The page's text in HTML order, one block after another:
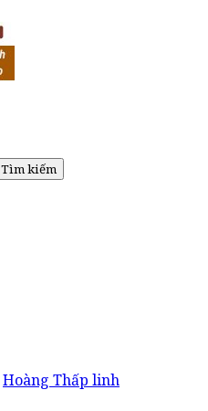
Tìm kiếm
Hoàng Thấp linh